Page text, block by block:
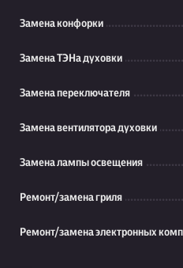
Замена конфорки
Замена ТЭНа духовки
Замена переключателя
Замена вентилятора духовки
Замена лампы освещения
Ремонт/замена гриля
Ремонт/замена электронных